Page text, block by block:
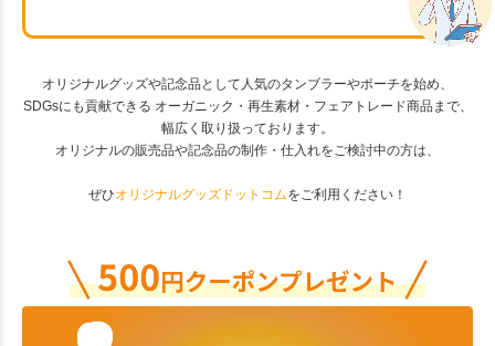
オリジナルグッズや記念品として人気のタンブラーやポーチを始め、
SDGsにも貢献できる オーガニック・再生素材・フェアトレード商品まで、
幅広く取り扱っております。
オリジナルの販売品や記念品の制作・仕入れをご検討中の方は、
ぜひオリジナルグッズドットコムをご利用ください！